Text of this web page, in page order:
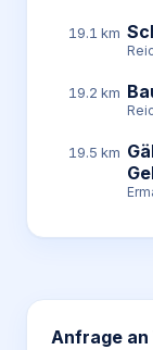
19.1 km
19.2 km
19.5 km
Anfrage an